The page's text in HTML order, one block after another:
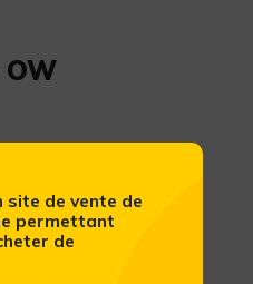
site de vente de
permettant
de